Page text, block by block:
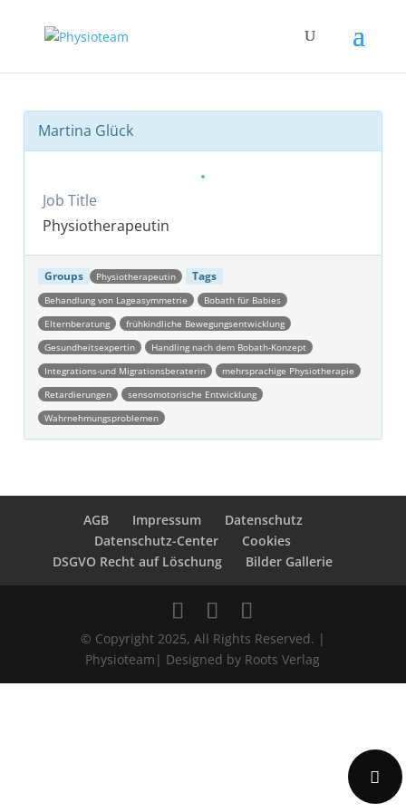
Martina Glück
Job Title
Physiotherapeutin
Groups Physiotherapeutin Tags
Behandlung von Lageasymmetrie
Bobath für Babies
Elternberatung
frühkindliche Bewegungsentwicklung
Gesundheitsexpertin
Handling nach dem Bobath-Konzept
Integrations-und Migrationsberaterin
mehrsprachige Physiotherapie
Retardierungen
sensomotorische Entwicklung
Wahrnehmungsproblemen
AGB Impressum
Datenschutz
Datenschutz-Center
Cookies
DSGVO Recht auf Löschung
Bilder Gallerie
© Copyright 2025, All Rights Reserved. |
Physioteam| Designed by Roots Verlag